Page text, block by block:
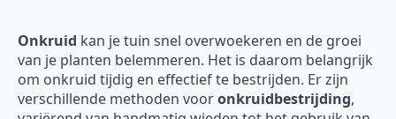
Onkruid kan je tuin snel overwoekeren en de groei
van je planten belemmeren. Het is daarom belangrijk
om onkruid tijdig en effectief te bestrijden. Er zijn
verschillende methoden vooronkruidbestrijding,